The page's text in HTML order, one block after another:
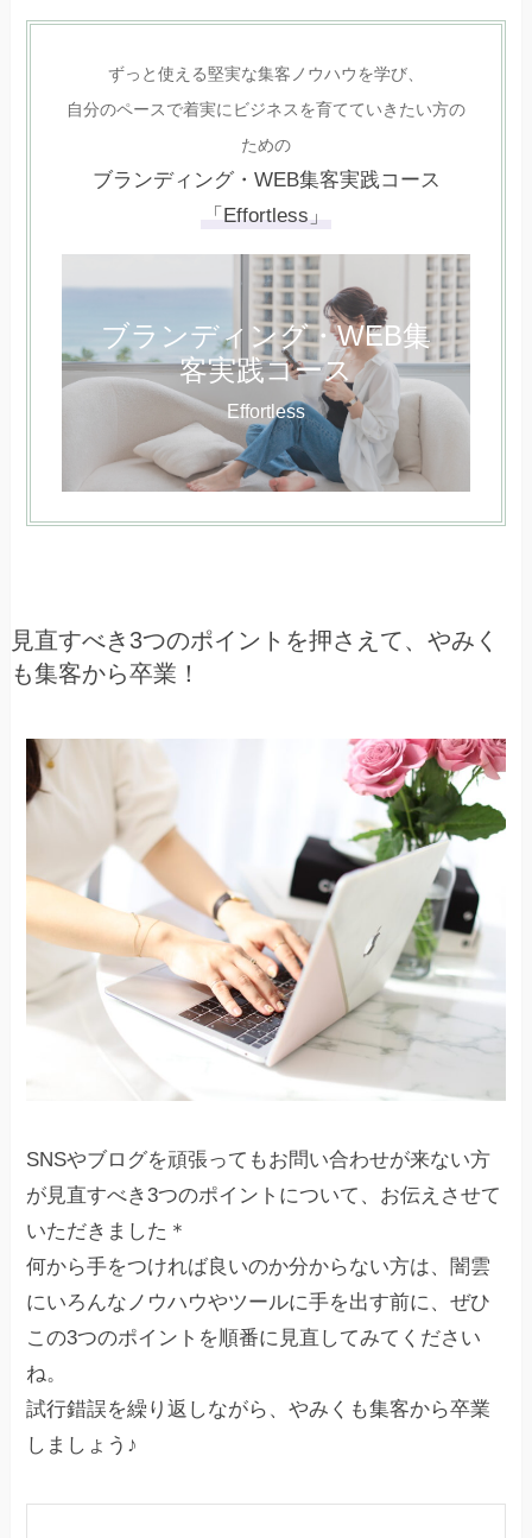
ずっと使える堅実な集客ノウハウを学び、
自分のペースで着実にビジネスを育てていきたい方の
ための
ブランディング・WEB集客実践コース
「Effortless」
ブランディング・WEB集
客実践コース
Effortless
見直すべき3つのポイントを押さえて、やみく
も集客から卒業！
SNSやブログを頑張ってもお問い合わせが来ない方
が見直すべき3つのポイントについて、お伝えさせて
いただきました＊
何から手をつければ良いのか分からない方は、闇雲
にいろんなノウハウやツールに手を出す前に、ぜひ
この3つのポイントを順番に見直してみてください
ね。
試行錯誤を繰り返しながら、やみくも集客から卒業
しましょう♪